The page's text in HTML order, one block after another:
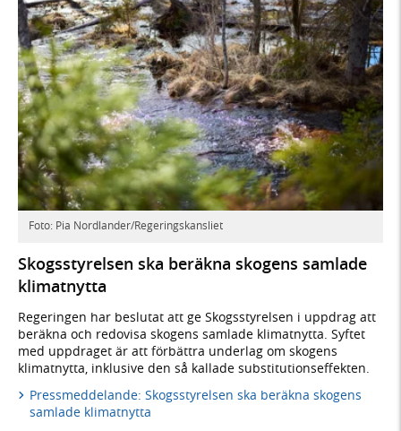
Foto: Pia Nordlander/Regeringskansliet
Skogsstyrelsen ska beräkna skogens samlade
klimatnytta
Regeringen har beslutat att ge Skogsstyrelsen i uppdrag att
beräkna och redovisa skogens samlade klimatnytta. Syftet
med uppdraget är att förbättra underlag om skogens
klimatnytta, inklusive den så kallade substitutionseffekten.
Pressmeddelande: Skogsstyrelsen ska beräkna skogens
samlade klimatnytta